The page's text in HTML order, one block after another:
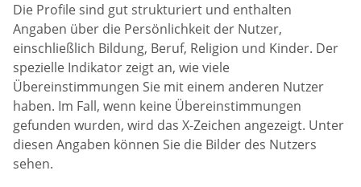
Die Profile sind gut strukturiert und enthalten
Angaben über die Persönlichkeit der Nutzer,
einschließlich Bildung, Beruf, Religion und Kinder. Der
spezielle Indikator zeigt an, wie viele
Übereinstimmungen Sie mit einem anderen Nutzer
haben. Im Fall, wenn keine Übereinstimmungen
gefunden wurden, wird das X-Zeichen angezeigt. Unter
diesen Angaben können Sie die Bilder des Nutzers
sehen.